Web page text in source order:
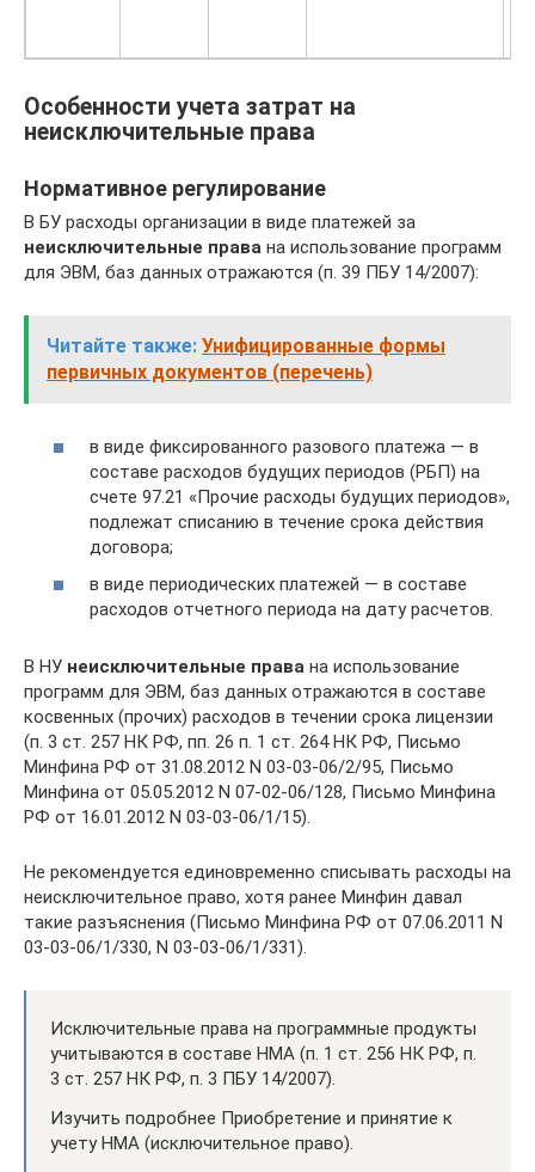
Особенности учета затрат на
неисключительные права
Нормативное регулирование
В БУ расходы организации в виде платежей за
неисключительные права на использование программ
для ЭВМ, баз данных отражаются (п. 39 ПБУ 14/2007):
Читайте также: Унифицированные формы
первичных документов (перечень)
в виде фиксированного разового платежа — в
составе расходов будущих периодов (РБП) на
счете 97.21 «Прочие расходы будущих периодов»,
подлежат списанию в течение срока действия
договора;
в виде периодических платежей — в составе
расходов отчетного периода на дату расчетов.
В НУ неисключительные права на использование
программ для ЭВМ, баз данных отражаются в составе
косвенных (прочих) расходов в течении срока лицензии
(п. 3 ст. 257 НК РФ, пп. 26 п. 1 ст. 264 НК РФ, Письмо
Минфина РФ от 31.08.2012 N 03-03-06/2/95, Письмо
Минфина от 05.05.2012 N 07-02-06/128, Письмо Минфина
РФ от 16.01.2012 N 03-03-06/1/15).
Не рекомендуется единовременно списывать расходы на
неисключительное право, хотя ранее Минфин давал
такие разъяснения (Письмо Минфина РФ от 07.06.2011 N
03-03-06/1/330, N 03-03-06/1/331).
Исключительные права на программные продукты
учитываются в составе НМА (п. 1 ст. 256 НК РФ, п.
3 ст. 257 НК РФ, п. 3 ПБУ 14/2007).
Изучить подробнее Приобретение и принятие к
учету НМА (исключительное право).